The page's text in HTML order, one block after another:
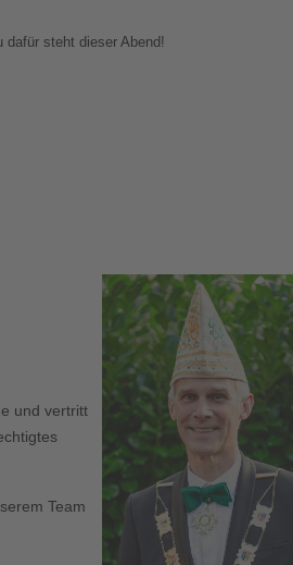
dafür steht dieser Abend!
und vertritt
Team